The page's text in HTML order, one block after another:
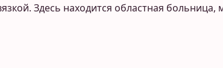
Здесь находится областная